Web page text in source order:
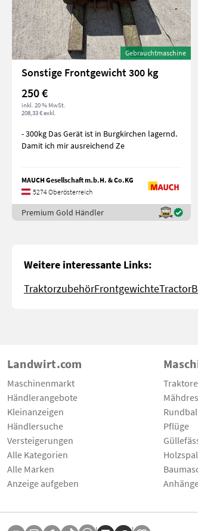
Gebrauchtmaschine
Sonstige Frontgewicht 300 kg
250 €
inkl. 20 % MwSt.
208,33 € exkl.
- 300kg Das Gerät ist in Burgkirchen lagernd.
Damit ich mir ausreichend Ze
MAUCH Gesellschaft m.b.H. & Co.KG
5274 Oberösterreich
Premium Gold Händler
Weitere interessante Links:
TraktorzubehörFrontgewichte
Landwirt.com
Maschinenmarkt
Händlerangebote
Kleinanzeigen
Händlersuche
Versteigerungen
Alle Kategorien
Alle Marken
Anzeige aufgeben
Pflüge